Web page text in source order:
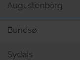
Augustenborg
Bundsø
Sydals